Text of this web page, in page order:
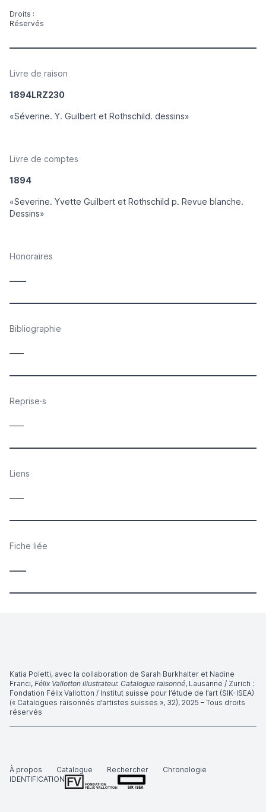
Droits :
Réservés
Livre de raison
1894LRZ230
«Séverine. Y. Guilbert et Rothschild. dessins»
Livre de comptes
1894
«Severine. Yvette Guilbert et Rothschild p. Revue blanche.
Dessins»
Honoraires
Bibliographie
Reprise·s
Liens
Fiche liée
Katia Poletti, avec la collaboration de Sarah Burkhalter et Nadine
Franci, Félix Vallotton illustrateur. Catalogue raisonné, Lausanne / Zurich :
Fondation Félix Vallotton / Institut suisse pour l’étude de l’art (SIK-ISEA)
(« Catalogues raisonnés d’artistes suisses », 32), 2025 – Tous droits
réservés
À propos Catalogue Rechercher
Chronologie
IDENTIFICATION